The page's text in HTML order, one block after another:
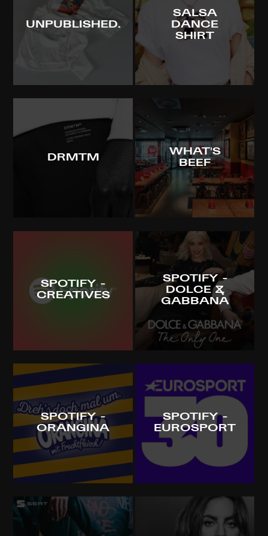
UNPUBLISHED.
SALSA
DANCE
SHIRT
DRMTM WHAT'S
BEEF
SPOTIFY -
CREATIVES
SPOTIFY -
DOLCE &
GABBANA
SPOTIFY -
ORANGINA
SPOTIFY -
EUROSPORT